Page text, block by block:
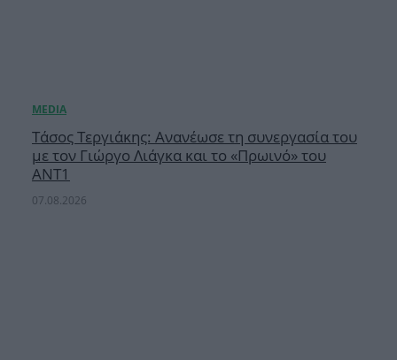
Τάσος Τεργιάκης: Ανανέωσε τη συνεργασία του
με τον Γιώργο Λιάγκα και το «Πρωινό» του
ΑΝΤ1
07.08.2026